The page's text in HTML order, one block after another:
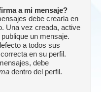
a mi mensaje?
debe crearla en
Una vez creada, active
un mensaje.
a todos sus
en su perfil.
debe
dentro del perfil.